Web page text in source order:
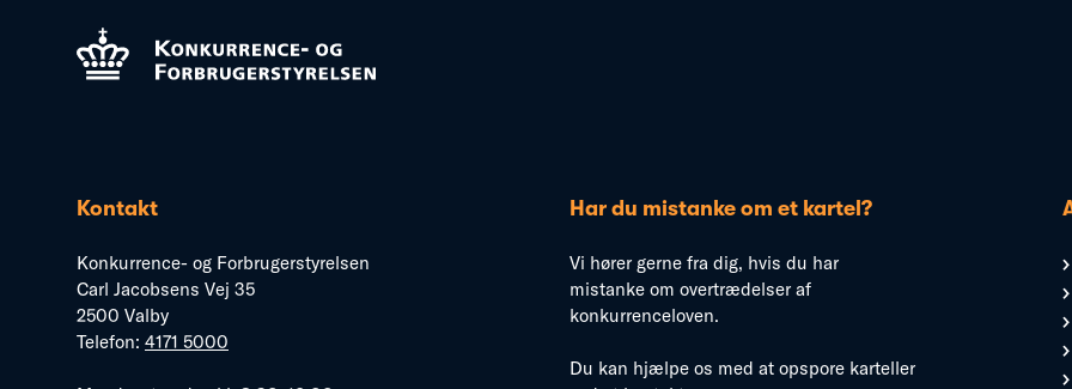
Kontakt
Konkurrence- og Forbrugerstyrelsen
Carl Jacobsens Vej 35
2500 Valby
Telefon: 4171 5000
Har du mistanke om et kartel?
Vi hører gerne fra dig, hvis du har
mistanke om overtrædelser af
konkurrenceloven.
Du kan hjælpe os med at opspore karteller